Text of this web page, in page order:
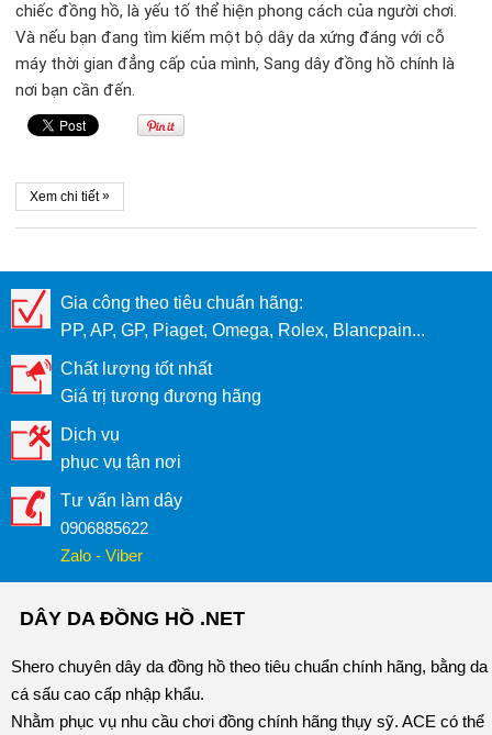
chiếc đồng hồ, là yếu tố thể hiện phong cách của người chơi.
Và nếu bạn đang tìm kiếm một bộ dây da xứng đáng với cỗ
máy thời gian đẳng cấp của mình, Sang dây đồng hồ chính là
nơi bạn cần đến.
Xem chi tiết »
Gia công theo tiêu chuẩn hãng:
PP, AP, GP, Piaget, Omega, Rolex, Blancpain...
Chất lượng tốt nhất
Giá trị tương đương hãng
Dịch vụ
phục vụ tận nơi
Tư vấn làm dây
0906885622
Zalo - Viber
DÂY DA ĐỒNG HỒ .NET
Shero chuyên dây da đồng hồ theo tiêu chuẩn chính hãng, bằng da
cá sấu cao cấp nhập khẩu.
Nhằm phục vụ nhu cầu chơi đồng chính hãng thụy sỹ. ACE có thể